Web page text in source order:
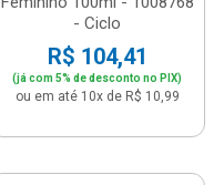
- Ciclo
R$ 104,41
(já com 5% de desconto no PIX)
ou em até 10x de R$ 10,99